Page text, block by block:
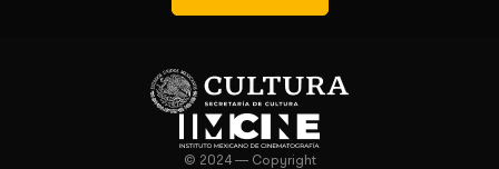
© 2024 — Copyright